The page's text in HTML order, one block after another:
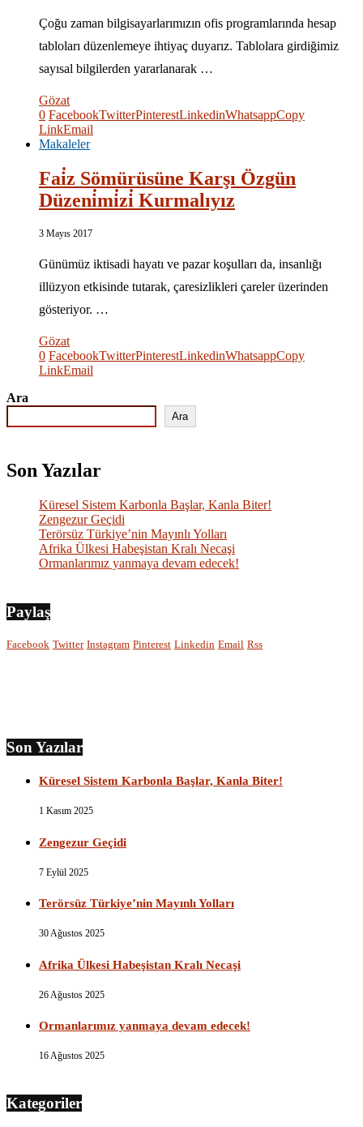
Çoğu zaman bilgisayarlarımızın ofis programlarında hesap
tabloları düzenlemeye ihtiyaç duyarız. Tablolara girdiğimiz
sayısal bilgilerden yararlanarak …
Gözat
0 FacebookTwitterPinterestLinkedinWhatsappCopy
LinkEmail
Makaleler
Fai̇z Sömürüsüne Karşı Özgün
Düzeni̇mi̇zi̇ Kurmalıyız
3 Mayıs 2017
Günümüz iktisadi hayatı ve pazar koşulları da, insanlığı
illüzyon etkisinde tutarak, çaresizlikleri çareler üzerinden
gösteriyor. …
Gözat
0 FacebookTwitterPinterestLinkedinWhatsappCopy
LinkEmail
Ara
Ara
Son Yazılar
Küresel Sistem Karbonla Başlar, Kanla Biter!
Zengezur Geçidi
Terörsüz Türkiye’nin Mayınlı Yolları
Afrika Ülkesi Habeşistan Kralı Necaşi
Ormanlarımız yanmaya devam edecek!
Paylaş
Facebook Twitter Instagram Pinterest Linkedin Email Rss
Son Yazılar
Küresel Sistem Karbonla Başlar, Kanla Biter!
1 Kasım 2025
Zengezur Geçidi
7 Eylül 2025
Terörsüz Türkiye’nin Mayınlı Yolları
30 Ağustos 2025
Afrika Ülkesi Habeşistan Kralı Necaşi
26 Ağustos 2025
Ormanlarımız yanmaya devam edecek!
16 Ağustos 2025
Kategoriler